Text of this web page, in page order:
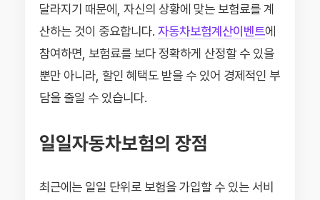
달라지기 때문에, 자신의 상황에 맞는 보험료를 계
산하는 것이 중요합니다. 자동차보험계산이벤트에
참여하면, 보험료를 보다 정확하게 산정할 수 있을
뿐만 아니라, 할인 혜택도 받을 수 있어 경제적인 부
담을 줄일 수 있습니다.
일일자동차보험의 장점
최근에는 일일 단위로 보험을 가입할 수 있는 서비